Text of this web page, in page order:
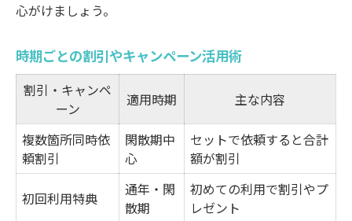
心がけましょう。
時期ごとの割引やキャンペーン活用術
割引・キャンペ
ーン
適用時期 主な内容
複数箇所同時依
頼割引
閑散期中
心
セットで依頼すると合計
額が割引
初回利用特典
通年・閑
散期
初めての利用で割引やプ
レゼント